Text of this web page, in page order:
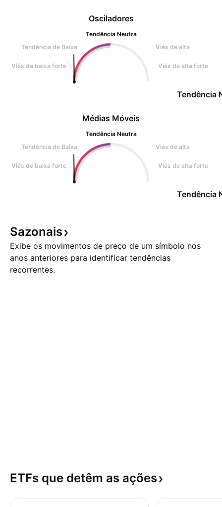
Osciladores
Tendência Neutra
Tendência de Baixa
Viés de alta
Viés de baixa forte Viés de alta forte
Tendência
Médias Móveis
Tendência Neutra
Tendência de Baixa
Viés de alta
Viés de baixa forte Viés de alta forte
Tendência
Sazonais
Exibe os movimentos de preço de um símbolo nos
anos anteriores para identificar tendências
recorrentes.
ETFs que detêm as ações